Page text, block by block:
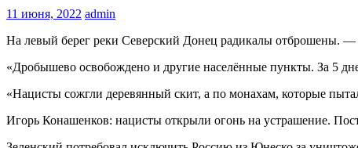
11 июня, 2022 admin
На левый берег реки Северский Донец радикалы отброшены.
«Дробышево освобождено и другие населённые пункты. За 5
«Нацисты сожгли деревянный скит, а по монахам, которые
Игорь Конашенков: нацисты открыли огонь на устрашение.